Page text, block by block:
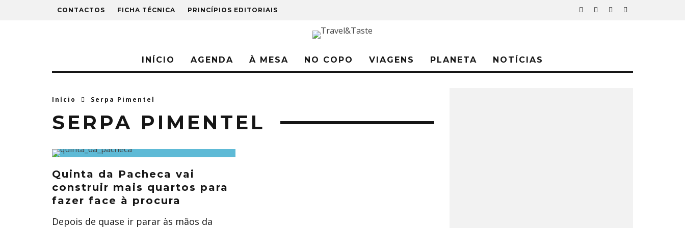
CONTACTOS FICHA TÉCNICA PRINCÍPIOS EDITORIAIS
INÍCIO AGENDA À MESA NO COPO VIAGENS PLANETA NOTÍCIAS
Início Serpa Pimentel
SERPA PIMENTEL
Quinta da Pacheca vai
construir mais quartos para
fazer face à procura
Depois de quase ir parar às mãos da